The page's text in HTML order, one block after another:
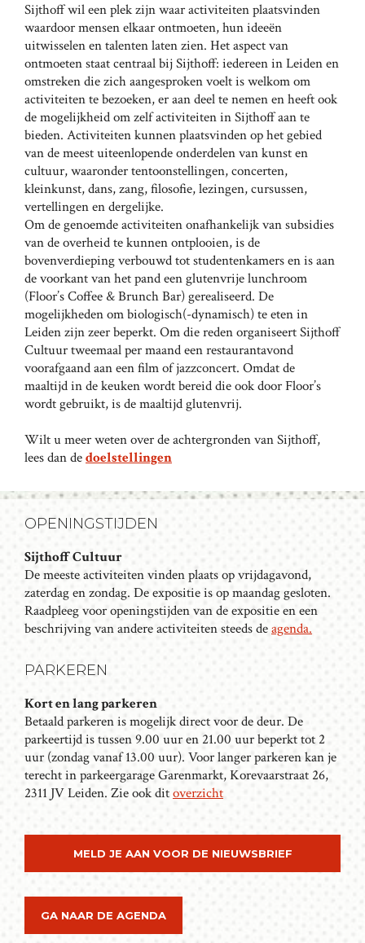
Sijthoff wil een plek zijn waar activiteiten plaatsvinden
waardoor mensen elkaar ontmoeten, hun ideeën
uitwisselen en talenten laten zien. Het aspect van
ontmoeten staat centraal bij Sijthoff: iedereen in Leiden en
omstreken die zich aangesproken voelt is welkom om
activiteiten te bezoeken, er aan deel te nemen en heeft ook
de mogelijkheid om zelf activiteiten in Sijthoff aan te
bieden. Activiteiten kunnen plaatsvinden op het gebied
van de meest uiteenlopende onderdelen van kunst en
cultuur, waaronder tentoonstellingen, concerten,
kleinkunst, dans, zang, filosofie, lezingen, cursussen,
vertellingen en dergelijke.
Om de genoemde activiteiten onafhankelijk van subsidies
van de overheid te kunnen ontplooien, is de
bovenverdieping verbouwd tot studentenkamers en is aan
de voorkant van het pand een glutenvrije lunchroom
(Floor’s Coffee & Brunch Bar) gerealiseerd. De
mogelijkheden om biologisch(-dynamisch) te eten in
Leiden zijn zeer beperkt. Om die reden organiseert Sijthoff
Cultuur tweemaal per maand een restaurantavond
voorafgaand aan een film of jazzconcert. Omdat de
maaltijd in de keuken wordt bereid die ook door Floor’s
wordt gebruikt, is de maaltijd glutenvrij.
Wilt u meer weten over de achtergronden van Sijthoff,
lees dan dedoelstellingen
OPENINGSTIJDEN
Sijthoff Cultuur
De meeste activiteiten vinden plaats op vrijdagavond,
zaterdag en zondag. De expositie is op maandag gesloten.
Raadpleeg voor openingstijden van de expositie en een
beschrijving van andere activiteiten steeds deagenda.
PARKEREN
Kort en lang parkeren
Betaald parkeren is mogelijk direct voor de deur. De
parkeertijd is tussen 9.00 uur en 21.00 uur beperkt tot 2
uur (zondag vanaf 13.00 uur). Voor langer parkeren kan je
terecht in parkeergarage Garenmarkt, Korevaarstraat 26,
2311 JV Leiden. Zie ook ditoverzicht
MELD JE AAN VOOR DE NIEUWSBRIEF
GA NAAR DE AGENDA